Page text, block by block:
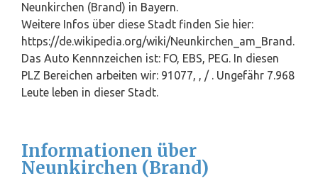
Neunkirchen (Brand) in Bayern.
Weitere Infos über diese Stadt finden Sie hier:
https://de.wikipedia.org/wiki/Neunkirchen_am_Brand.
Das Auto Kennnzeichen ist: FO, EBS, PEG. In diesen
PLZ Bereichen arbeiten wir: 91077, , / . Ungefähr 7.968
Leute leben in dieser Stadt.
Informationen über
Neunkirchen (Brand)